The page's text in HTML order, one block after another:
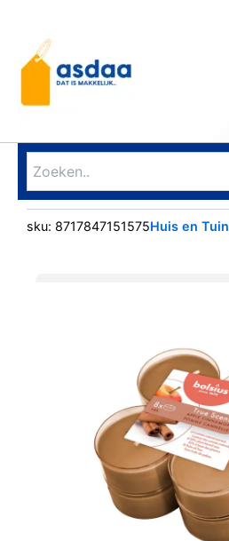
inhoud
sku: 8717847151575Huis en Tuin